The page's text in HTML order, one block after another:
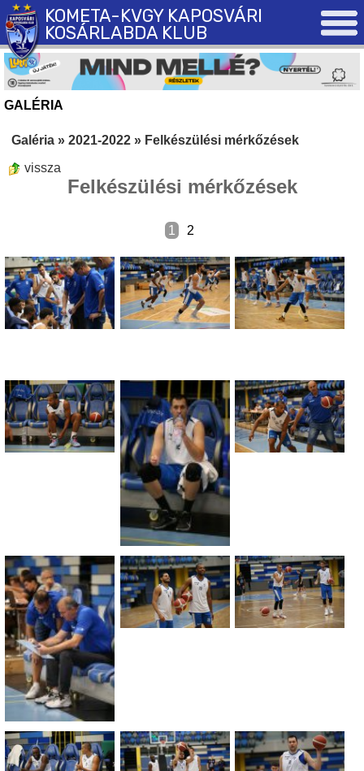
KOMETA-KVGY KAPOSVÁRI
KOSÁRLABDA KLUB
GALÉRIA
Galéria » 2021-2022 » Felkészülési mérkőzések
vissza
Felkészülési mérkőzések
1 2